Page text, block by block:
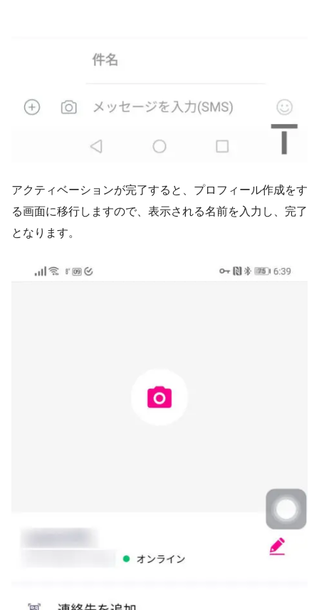
アクティベーションが完了すると、プロフィール作成をす
る画面に移行しますので、表示される名前を入力し、完了
となります。